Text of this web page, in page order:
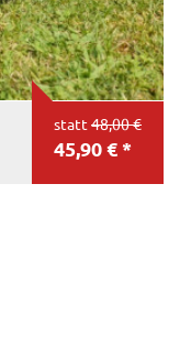
statt 48,00 €
45,90 € *